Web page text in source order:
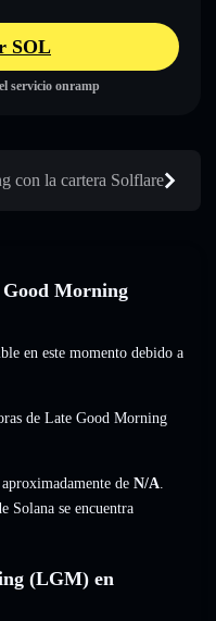
SOL
servicio onramp
con la cartera Solflare
Good Morning
en este momento debido a
de Late Good Morning
de N/A.
Solana se encuentra
(LGM) en